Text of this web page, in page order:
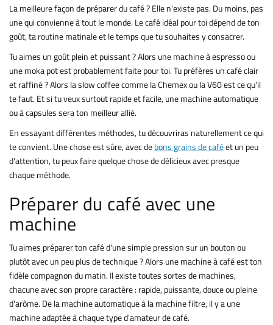
La meilleure façon de préparer du café ? Elle n'existe pas. Du moins, pas
une qui convienne à tout le monde. Le café idéal pour toi dépend de ton
goût, ta routine matinale et le temps que tu souhaites y consacrer.
Tu aimes un goût plein et puissant ? Alors une machine à espresso ou
une moka pot est probablement faite pour toi. Tu préfères un café clair
et raffiné ? Alors la slow coffee comme la Chemex ou la V60 est ce qu'il
te faut. Et si tu veux surtout rapide et facile, une machine automatique
ou à capsules sera ton meilleur allié.
En essayant différentes méthodes, tu découvriras naturellement ce qui
te convient. Une chose est sûre, avec debons grains de caféet un peu
d'attention, tu peux faire quelque chose de délicieux avec presque
chaque méthode.
Préparer du café avec une
machine
Tu aimes préparer ton café d'une simple pression sur un bouton ou
plutôt avec un peu plus de technique ? Alors une machine à café est ton
fidèle compagnon du matin. Il existe toutes sortes de machines,
chacune avec son propre caractère : rapide, puissante, douce ou pleine
d'arôme. De la machine automatique à la machine filtre, il y a une
machine adaptée à chaque type d'amateur de café.